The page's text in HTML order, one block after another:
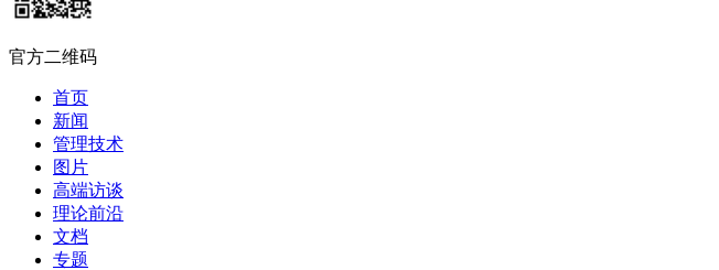
官方二维码
首页
新闻
管理技术
图片
高端访谈
理论前沿
文档
专题